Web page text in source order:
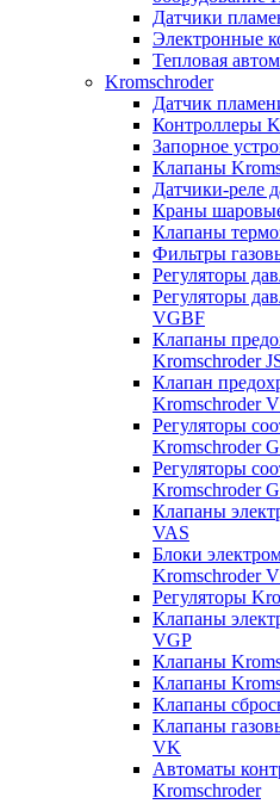
Датчики
Электронные
Тепловая
Kromschroder
Датчик
Контроллеры
Запорное
Клапаны
Датчики-реле
Краны
Клапаны
Фильтры
Регуляторы
Регуляторы
VGBF
Клапаны
Kromschroder
Клапан
Kromschroder
Регуляторы
Kromschroder
Регуляторы
Kromschroder
Клапаны
VAS
Блоки
Kromschroder
Регуляторы
Клапаны
VGP
Клапаны
Клапаны
Клапаны
Клапаны
VK
Автоматы
Kromschroder